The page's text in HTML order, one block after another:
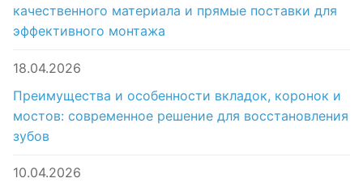
качественного материала и прямые поставки для
эффективного монтажа
18.04.2026
Преимущества и особенности вкладок, коронок и
мостов: современное решение для восстановления
зубов
10.04.2026